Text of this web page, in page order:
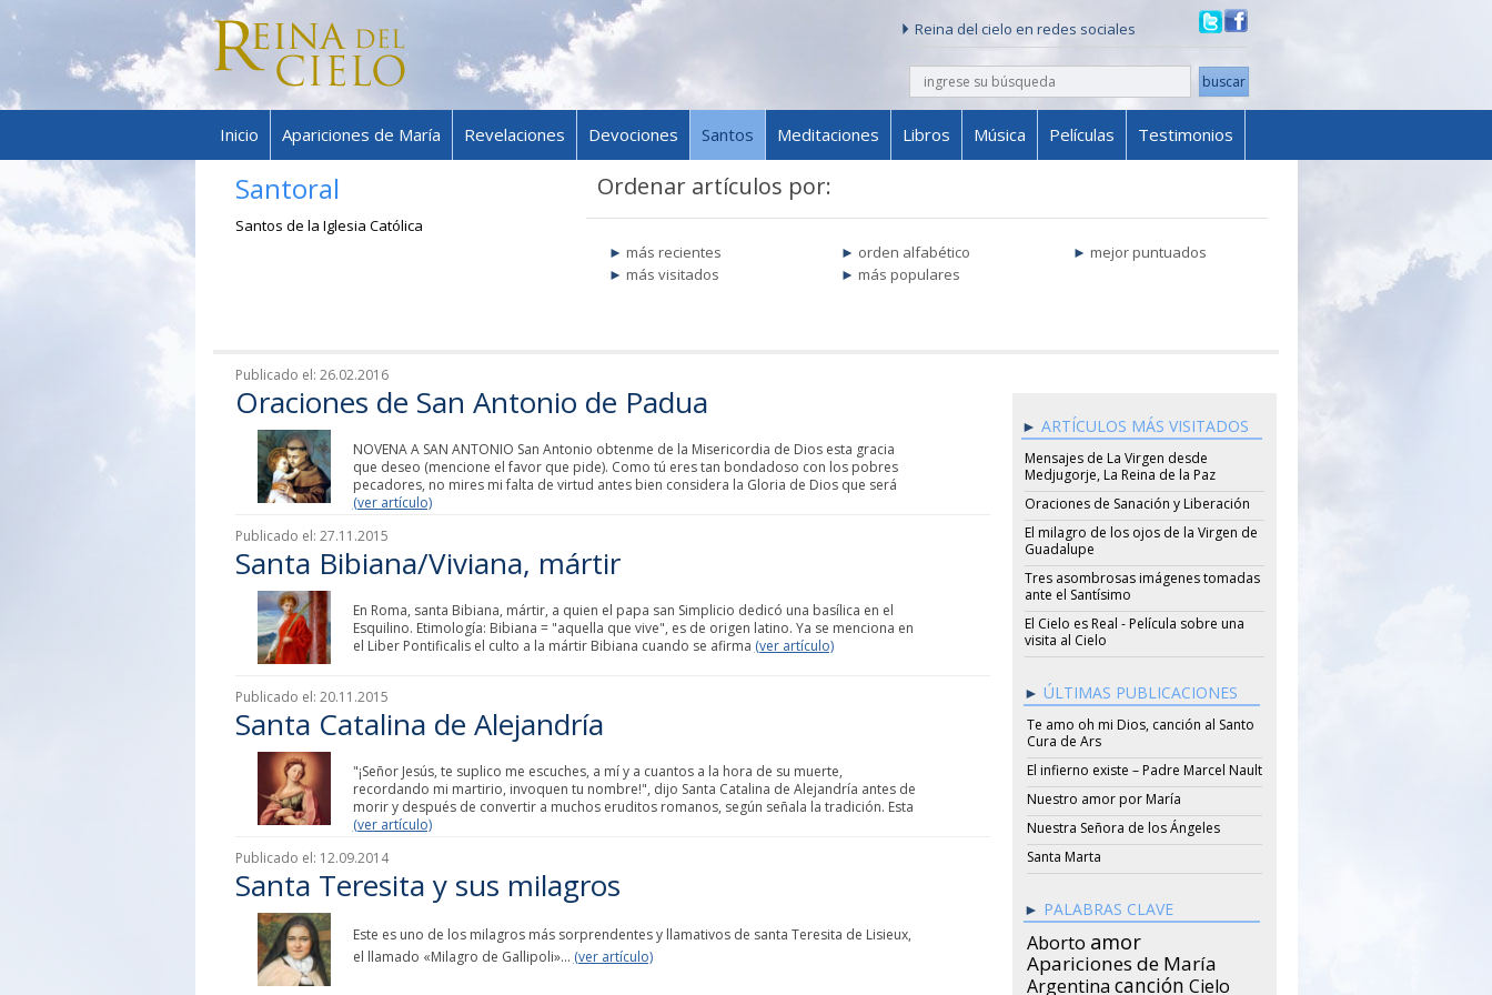
Reina del cielo en redes sociales
buscar
Skip to content
Inicio Apariciones de María Revelaciones Devociones Santos Meditaciones Libros Música Películas Testimonios
Santoral
Santos de la Iglesia Católica
Ordenar artículos por:
más recientes
más visitados
orden alfabético
más populares
mejor puntuados
Publicado el: 26.02.2016
Oraciones de San Antonio de Padua
NOVENA A SAN ANTONIO San Antonio obtenme de la Misericordia de Dios esta gracia
que deseo (mencione el favor que pide). Como tú eres tan bondadoso con los pobres
pecadores, no mires mi falta de virtud antes bien considera la Gloria de Dios que será
(ver artículo)
Publicado el: 27.11.2015
Santa Bibiana/Viviana, mártir
En Roma, santa Bibiana, mártir, a quien el papa san Simplicio dedicó una basílica en el
Esquilino. Etimología: Bibiana = "aquella que vive", es de origen latino. Ya se menciona en
el Liber Pontificalis el culto a la mártir Bibiana cuando se afirma (ver artículo)
Publicado el: 20.11.2015
Santa Catalina de Alejandría
"¡Señor Jesús, te suplico me escuches, a mí y a cuantos a la hora de su muerte,
recordando mi martirio, invoquen tu nombre!", dijo Santa Catalina de Alejandría antes de
morir y después de convertir a muchos eruditos romanos, según señala la tradición. Esta
(ver artículo)
Publicado el: 12.09.2014
Santa Teresita y sus milagros
Este es uno de los milagros más sorprendentes y llamativos de santa Teresita de Lisieux,
el llamado «Milagro de Gallipoli»... (ver artículo)
ARTÍCULOS MÁS VISITADOS
Mensajes de La Virgen desde
Medjugorje, La Reina de la Paz
Oraciones de Sanación y Liberación
El milagro de los ojos de la Virgen de
Guadalupe
Tres asombrosas imágenes tomadas
ante el Santísimo
El Cielo es Real - Película sobre una
visita al Cielo
ÚLTIMAS PUBLICACIONES
Te amo oh mi Dios, canción al Santo
Cura de Ars
El infierno existe – Padre Marcel Nault
Nuestro amor por María
Nuestra Señora de los Ángeles
Santa Marta
PALABRAS CLAVE
Aborto amor
Apariciones de María
Argentina canción Cielo